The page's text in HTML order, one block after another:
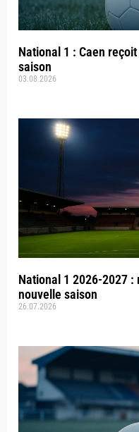
National 1 : Caen
saison
03.08.2026
National 1 2026-2027
nouvelle saison
26.07.2026